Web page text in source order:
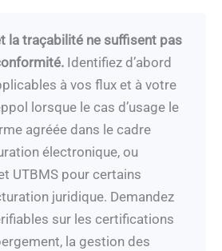
la traçabilité ne suffisent pas
Identifiez d’abord
à vos flux et à votre
lorsque le cas d’usage le
agréée dans le cadre
électronique, ou
UTBMS pour certains
juridique. Demandez
sur les certifications
la gestion des